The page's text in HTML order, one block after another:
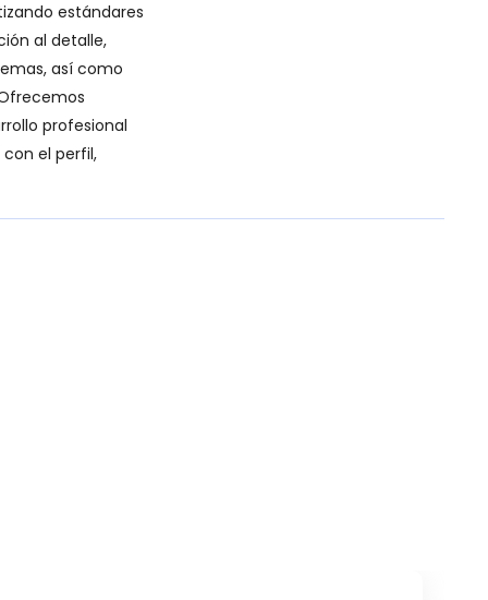
estándares
al detalle,
así como
profesional
el perfil,